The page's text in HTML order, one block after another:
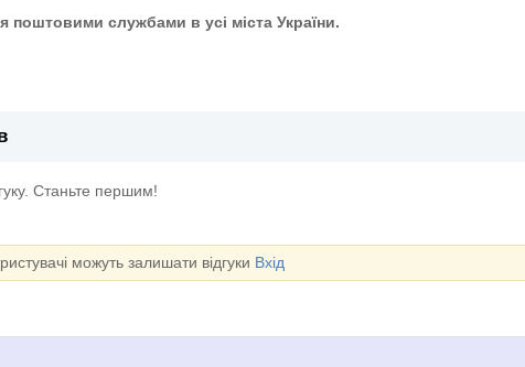
поштовими службами в усі міста України.
Станьте першим!
можуть залишати відгуки Вхід